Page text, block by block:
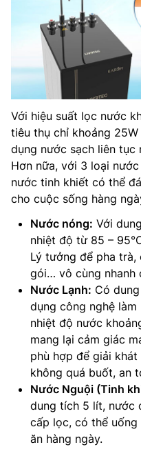
Với hiệu suất lọc nước
tiêu thụ chỉ khoảng
dụng nước sạch liên tục
Hơn nữa, với 3 loại
nước tinh khiết có thể
cho cuộc sống hàng
Nước nóng: Với
nhiệt độ từ 85 –
Lý tưởng để pha trà,
gói… vô cùng nhanh
Nước Lạnh: Có
dụng công nghệ
nhiệt độ nước
mang lại cảm giác
phù hợp để giải
không quá buốt, an
Nước Nguội (Tinh
dung tích 5 lít, nước
cấp lọc, có thể
ăn hàng ngày.